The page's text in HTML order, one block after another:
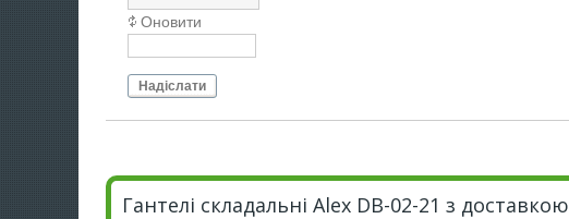
Оновити
Надіслати
Гантелі складальні Alex DB-02-21 з